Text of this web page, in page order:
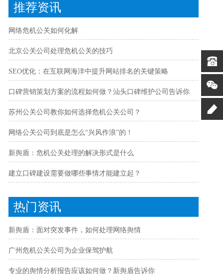
推荐资讯
网络危机公关如何化解
北京公关公司处理危机公关的技巧
SEO优化：在互联网海洋中提升网站排名的关键策略
口碑营销策划方案的流程如何做？汕头口碑维护公司告诉你
苏州公关公司教你如何选择危机公关公司？
网络公关公司到底是怎么“兴风作浪”的！
新舆盾：危机公关处理的解决形式是什么
建立口碑建设需要做哪些事情才能建立起？
热门资讯
新舆盾：面对突发事件，如何处理网络舆情
广州危机公关公司为企业保驾护航
专业的舆情分析报告应该如何做？新舆盾告诉你